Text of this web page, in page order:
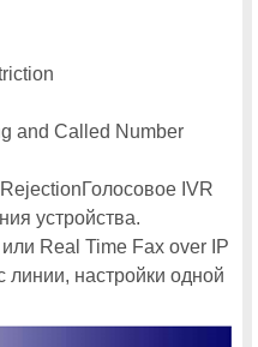
and Called Number
IVR
устройства.
Real Time Fax over IP
настройки одной